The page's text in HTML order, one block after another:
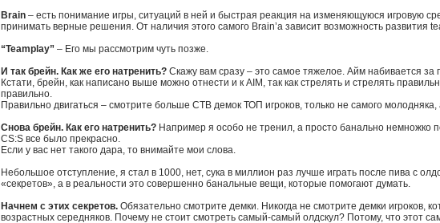
Brain – есть понимание игры, ситуаций в ней и быстрая реакция на изменяющуюся игровую
принимать верные решения. От наличия этого самого Brain’a зависит возможность развития
“Teamplay” – Его мы рассмотрим чуть позже.
И так брейн. Как же его натренить? Скажу вам сразу – это самое тяжелое. Айм набивается
Кстати, брейн, как написано выше можно отнести и к AIM, так как стрелять и стрелять
правильно.
Правильно двигаться – смотрите больше СТВ демок ТОП игроков, только не самого молодняка,
Снова брейн. Как его натренить? Например я особо не тренил, а просто банально немножко
CS:S все было прекрасно.
Если у вас нет такого дара, то внимайте мои слова.
Небольшое отступление, я стал в 1000, нет, сука в миллион раз лучше играть после пива с
«секретов», а в реальности это совершенно банальные вещи, которые помогают думать.
Начнем с этих секретов. Обязательно смотрите демки. Никогда не смотрите демки игроков,
возрастных середняков. Почему не стоит смотреть самый-самый олдскул? Потому, что этот